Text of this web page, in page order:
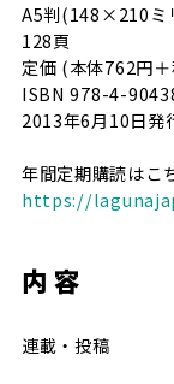
A5判(148×210ミ
128頁
定価 (本体762円
ISBN 978-4-
2013年6月10日発
年間定期購読はこ
https://
内 容
連載・投稿